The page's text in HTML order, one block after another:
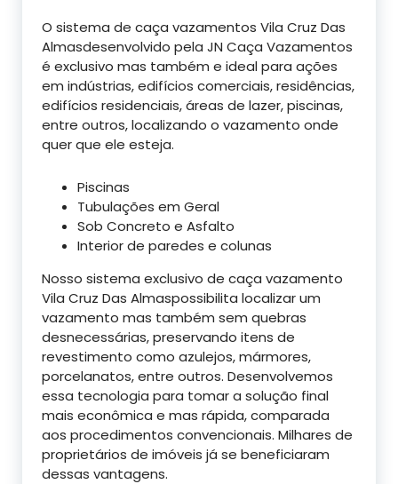
O sistema de caça vazamentos Vila Cruz Das
Almasdesenvolvido pela JN Caça Vazamentos
é exclusivo mas também e ideal para ações
em indústrias, edifícios comerciais, residências,
edifícios residenciais, áreas de lazer, piscinas,
entre outros, localizando o vazamento onde
quer que ele esteja.
Piscinas
Tubulações em Geral
Sob Concreto e Asfalto
Interior de paredes e colunas
Nosso sistema exclusivo de caça vazamento
Vila Cruz Das Almaspossibilita localizar um
vazamento mas também sem quebras
desnecessárias, preservando itens de
revestimento como azulejos, mármores,
porcelanatos, entre outros. Desenvolvemos
essa tecnologia para tomar a solução final
mais econômica e mas rápida, comparada
aos procedimentos convencionais. Milhares de
proprietários de imóveis já se beneficiaram
dessas vantagens.